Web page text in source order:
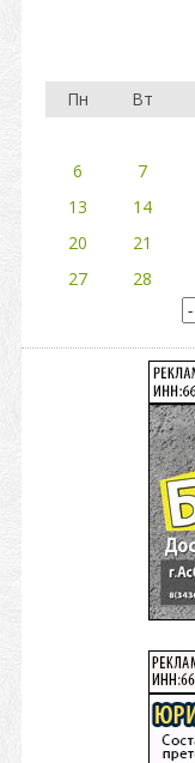
Пн
Вт
6
7
13
14
20
21
27
28